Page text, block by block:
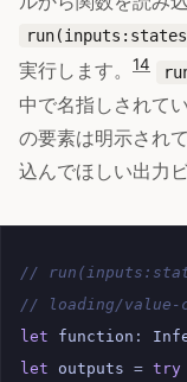
実行します。
14
中で名指しされて
の要素は明示され
込んでほしい出力
//
// loading/value-
let
function :
let
outputs = try